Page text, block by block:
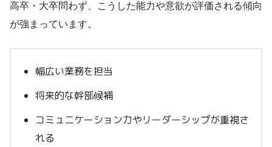
高卒・大卒問わず、こうした能力や意欲が評価される傾向
が強まっています。
幅広い業務を担当
将来的な幹部候補
コミュニケーション力やリーダーシップが重視さ
れる